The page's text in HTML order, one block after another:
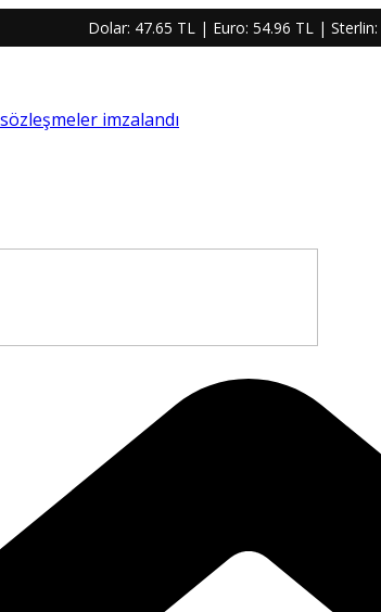
Dolar: 47.65 TL| Euro: 54.96 TL| Sterlin:
imzalandı
yüksek maliyetlere mahkum etti”
acı olay hepimizi derinden üzmüştür”
tutuklandı